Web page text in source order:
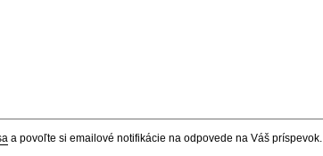
a povoľte si emailové notifikácie na odpovede na Váš príspevok.